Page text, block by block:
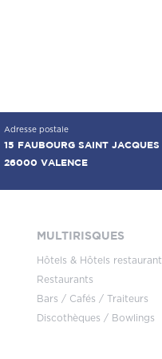
Adresse postale
15 FAUBOURG SAINT JACQUES
26000 VALENCE
MULTIRISQUES
Hôtels & Hôtels restaurant
Restaurants
Bars / Cafés / Traiteurs
Discothèques / Bowlings